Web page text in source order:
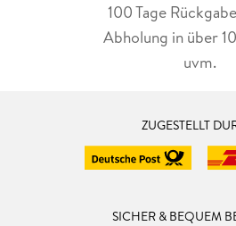
100 Tage
Abholung in über
uvm.
ZUGESTELLT
SICHER & BEQUEM